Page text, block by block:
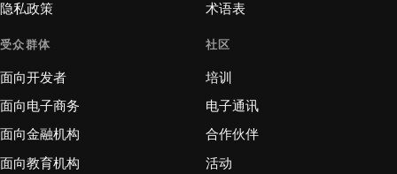
隐私政策
术语表
受众群体
面向开发者
面向电子商务
面向金融机构
面向教育机构
社区
培训
电子通讯
合作伙伴
活动